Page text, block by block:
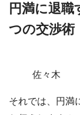
円満に退
つの交渉術
佐々木
それでは、円満